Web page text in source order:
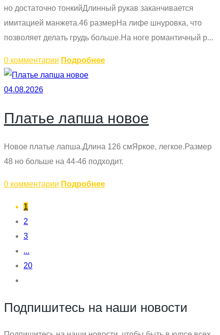
но достаточно тонкийДлинный рукав заканчивается
имитацией манжета.46 размерНа лифе шнуровка, что
позволяет делать грудь больше.На ноге романтичный р...
0 комментарии Подробнее
04.08.2026
Платье лапша новое
Новое платье лапша.Длина 126 смЯркое, легкое.Размер
48 но больше на 44-46 подходит.
0 комментарии Подробнее
1
2
3
...
20
Подпишитесь на наши новости